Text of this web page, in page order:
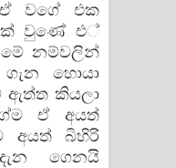
ඒ වගේ එක
වුණේ එ්
මේ නම්වලින්
හොයා
ඇත්ත කියලා
ඒ අයත්
අයත් බිහිරි
ගෙනයි